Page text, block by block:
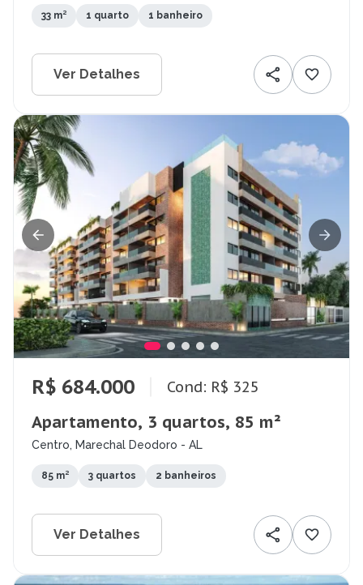
33 m² 1 quarto 1 banheiro
Ver Detalhes
R$ 684.000 Cond: R$ 325
Apartamento, 3 quartos, 85 m²
Centro, Marechal Deodoro - AL
85 m² 3 quartos 2 banheiros
Ver Detalhes